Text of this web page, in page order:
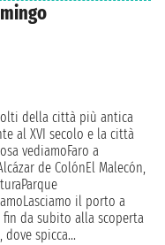
della città più antica
al XVI secolo e la città
vediamoFaro a
de ColónEl Malecón,
il porto a
da subito alla scoperta
spicca...